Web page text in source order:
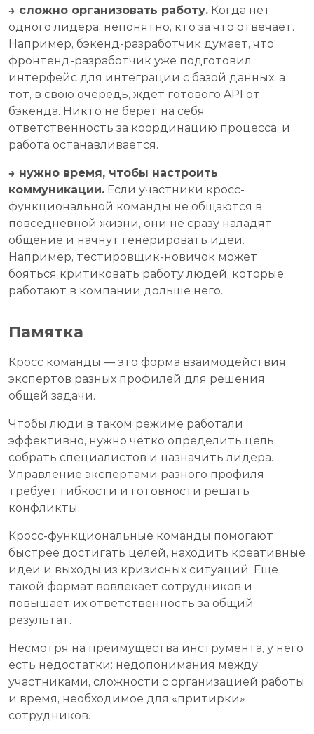
→ сложно организовать работу. Когда нет
одного лидера, непонятно, кто за что отвечает.
Например, бэкенд-разработчик думает, что
фронтенд-разработчик уже подготовил
интерфейс для интеграции с базой данных, а
тот, в свою очередь, ждёт готового API от
бэкенда. Никто не берёт на себя
ответственность за координацию процесса, и
работа останавливается.
→ нужно время, чтобы настроить
коммуникации. Если участники кросс-
функциональной команды не общаются в
повседневной жизни, они не сразу наладят
общение и начнут генерировать идеи.
Например, тестировщик-новичок может
бояться критиковать работу людей, которые
работают в компании дольше него.
Памятка
Кросс команды — это форма взаимодействия
экспертов разных профилей для решения
общей задачи.
Чтобы люди в таком режиме работали
эффективно, нужно четко определить цель,
собрать специалистов и назначить лидера.
Управление экспертами разного профиля
требует гибкости и готовности решать
конфликты.
Кросс-функциональные команды помогают
быстрее достигать целей, находить креативные
идеи и выходы из кризисных ситуаций. Еще
такой формат вовлекает сотрудников и
повышает их ответственность за общий
результат.
Несмотря на преимущества инструмента, у него
есть недостатки: недопонимания между
участниками, сложности с организацией работы
и время, необходимое для «притирки»
сотрудников.